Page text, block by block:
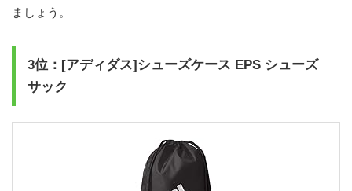
ましょう。
3位：[アディダス]シューズケース EPS シューズ
サック